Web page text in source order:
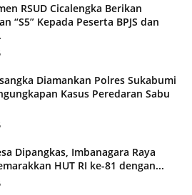
RSUD Cicalengka Berikan
“S5” Kepada Peserta BPJS dan
Diamankan Polres Sukabumi
Kasus Peredaran Sabu
Dipangkas, Imbanagara Raya
HUT RI ke-81 dengan...